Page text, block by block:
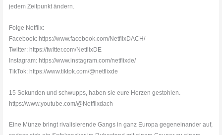
jedem Zeitpunkt ändern.
Folge Netflix:
Facebook: https://www.facebook.com/NetflixDACH/
Twitter: https://twitter.com/NetflixDE
Instagram: https://www.instagram.com/netflixde/
TikTok: https://www.tiktok.com/@netflixde
15 Sekunden und schwupps, haben sie eure Herzen gestohlen.
https://www.youtube.com/@Netflixdach
Eine Münze bringt rivalisierende Gangs in ganz Europa gegeneinander auf,